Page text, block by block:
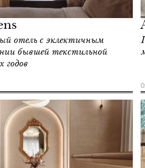
отель с эклектичным
бывшей текстильной
годов